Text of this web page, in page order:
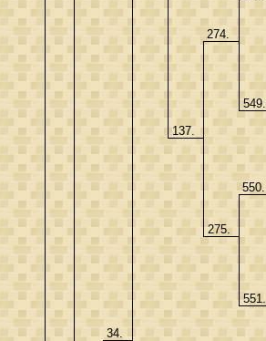
34.
137.
274.
275.